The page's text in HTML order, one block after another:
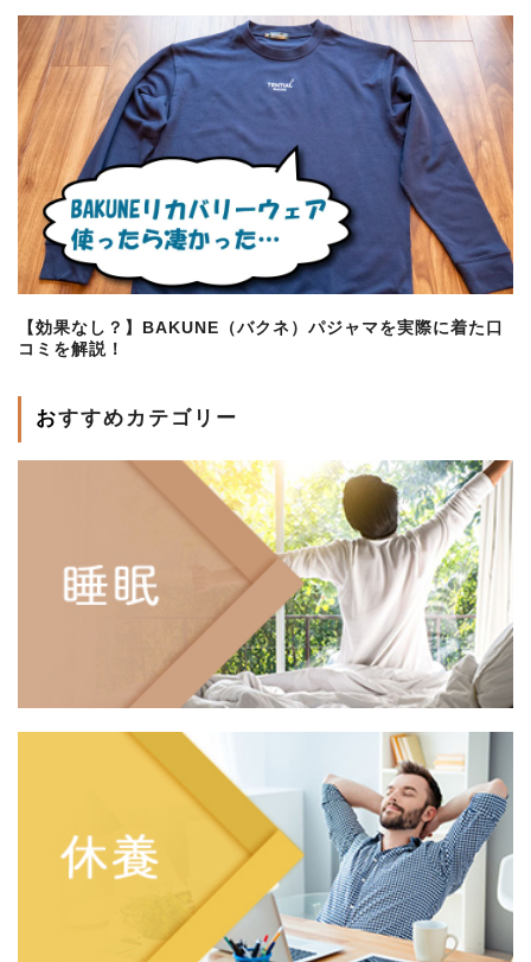
【効果なし？】BAKUNE（バクネ）パジャマを実際に着た口
コミを解説！
おすすめカテゴリー